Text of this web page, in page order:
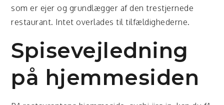
som er ejer og grundlægger af den trestjernede
restaurant. Intet overlades til tilfældighederne.
Spisevejledning
på hjemmesiden